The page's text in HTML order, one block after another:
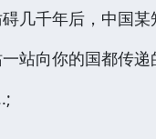
几千年后，中国
站向你的国都传